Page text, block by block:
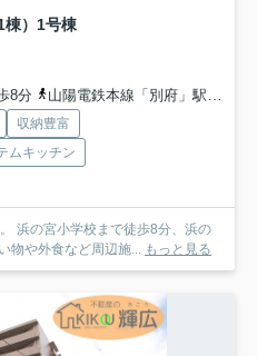
棟）1号棟
8分
山陽電鉄本線「別府」駅 徒歩23分
収納豊富
ムキッチン
浜の宮小学校まで徒歩8分、浜の
物や外食など周辺施...
もっと見る